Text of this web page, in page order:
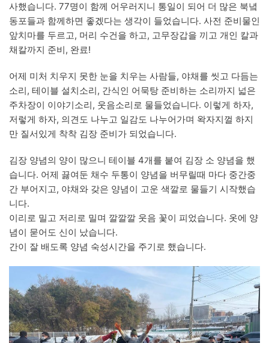
사했습니다. 77명이 함께 어우러지니 통일이 되어 더 많은 북녘
동포들과 함께하면 좋겠다는 생각이 들었습니다. 사전 준비물인
앞치마를 두르고, 머리 수건을 하고, 고무장갑을 끼고 개인 칼과
채칼까지 준비, 완료!
어제 미처 치우지 못한 눈을 치우는 사람들, 야채를 씻고 다듬는
소리, 테이블 설치소리, 간식인 어묵탕 준비하는 소리까지 넓은
주차장이 이야기소리, 웃음소리로 물들었습니다. 이렇게 하자,
저렇게 하자, 의견도 나누고 일감도 나누어가며 왁자지껄 하지
만 질서있게 착착 김장 준비가 되었습니다.
김장 양념의 양이 많으니 테이블 4개를 붙여 김장 소 양념을 했
습니다. 어제 끓여둔 채수 두통이 양념을 버무릴때 마다 중간중
간 부어지고, 야채와 갖은 양념이 고운 색깔로 물들기 시작했습
니다.
이리로 밀고 저리로 밀며 깔깔깔 웃음 꽃이 피었습니다. 옷에 양
념이 묻어도 신이 났습니다.
간이 잘 배도록 양념 숙성시간을 주기로 했습니다.